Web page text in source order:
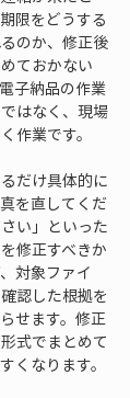
限をどうする
のか、修正後
ておかない
子納品の作業
はなく、現場
作業です。
だけ具体的に
を直してくだ
い」といった
修正すべきか
対象ファイ
認した根拠を
せます。修正
式でまとめて
くなります。